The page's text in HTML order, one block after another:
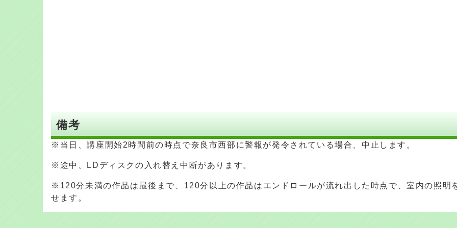
備考
※当日、講座開始2時間前の時点で奈良市西部に警報が発令されている場合、中止します。
※途中、LDディスクの入れ替え中断があります。
※120分未満の作品は最後まで、120分以上の作品はエンドロールが流れ出した時点で、室内の照明
せます。